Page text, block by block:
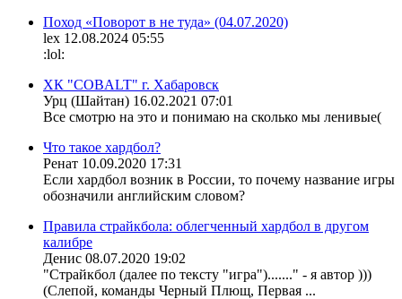
Поход «Поворот в не туда» (04.07.2020)
lex 12.08.2024 05:55
:lol:
ХК "COBALT" г. Хабаровск
Урц (Шайтан) 16.02.2021 07:01
Все смотрю на это и понимаю на сколько мы ленивые(
Что такое хардбол?
Ренат 10.09.2020 17:31
Если хардбол возник в России, то почему название игры
обозначили английским словом?
Правила страйкбола: облегченный хардбол в другом
калибре
Денис 08.07.2020 19:02
"Страйкбол (далее по тексту "игра")......." - я автор )))
(Слепой, команды Черный Плющ, Первая ...